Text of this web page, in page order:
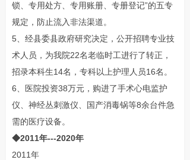
锁、专用处方、专用账册、专册登记”的五专
规定，防止流入非法渠道。
5、经县委县政府研究决定，公开招聘专业技
术人员，为我院22名老临时工进行了转正，
招录本科生14名，专科以上护理人员16名。
6、医院投资38万元，购进了手术心电监护
仪、神经丛刺激仪、国产消毒锅等8余台件急
需的医疗设备。
◆2011年---2020年
2011年